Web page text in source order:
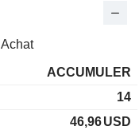
Achat
ACCUMULER
14
46,96USD